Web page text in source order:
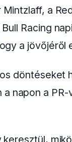
a
szezon lesz
Az
2026-tól
a
keynes-i